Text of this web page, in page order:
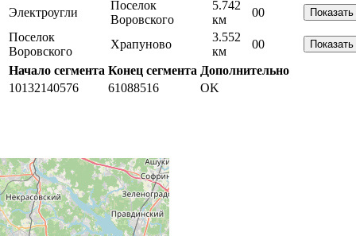
Электроугли
Поселок
Воровского
5.742
км
00 Показать
Поселок
Воровского
Храпуново
3.552
км
00 Показать
Начало сегмента Конец сегмента Дополнительно
10132140576
61088516 OK